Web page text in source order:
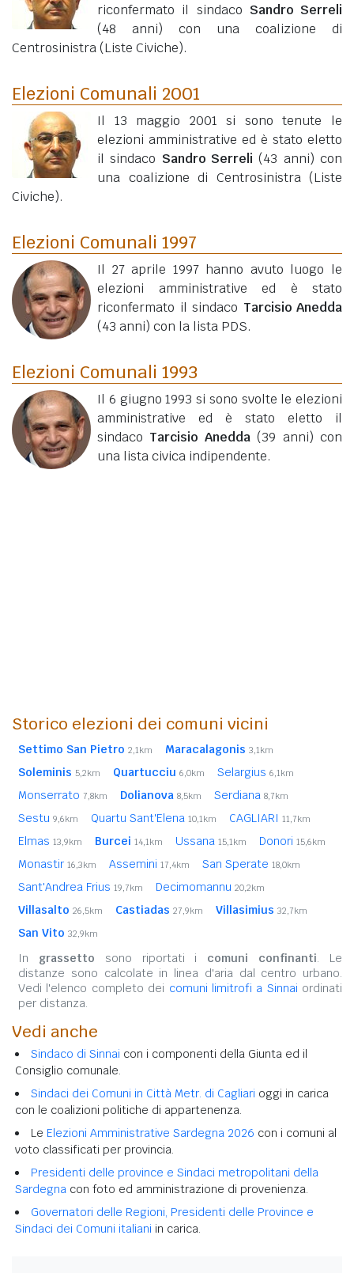
riconfermato il sindaco Sandro Serreli
(48 anni) con una coalizione di
Centrosinistra (Liste Civiche).
Elezioni Comunali 2001
Il 13 maggio 2001 si sono tenute le
elezioni amministrative ed è stato eletto
il sindaco Sandro Serreli (43 anni) con
una coalizione di Centrosinistra (Liste
Civiche).
Elezioni Comunali 1997
Il 27 aprile 1997 hanno avuto luogo le
elezioni amministrative ed è stato
riconfermato il sindaco Tarcisio Anedda
(43 anni) con la lista PDS.
Elezioni Comunali 1993
Il 6 giugno 1993 si sono svolte le elezioni
amministrative ed è stato eletto il
sindaco Tarcisio Anedda (39 anni) con
una lista civica indipendente.
Storico elezioni dei comuni vicini
Settimo San Pietro 2,1km Maracalagonis 3,1km
Soleminis 5,2km Quartucciu 6,0km Selargius 6,1km
Monserrato 7,8km Dolianova 8,5km Serdiana 8,7km
Sestu 9,6km Quartu Sant'Elena 10,1km CAGLIARI 11,7km
Elmas 13,9km Burcei 14,1km Ussana 15,1km Donori 15,6km
Monastir 16,3km Assemini 17,4km San Sperate 18,0km
Sant'Andrea Frius 19,7km Decimomannu 20,2km
Villasalto 26,5km Castiadas 27,9km Villasimius 32,7km
San Vito 32,9km
In grassetto sono riportati i comuni confinanti. Le
distanze sono calcolate in linea d'aria dal centro urbano.
Vedi l'elenco completo dei comuni limitrofi a Sinnai ordinati
per distanza.
Vedi anche
Sindaco di Sinnai con i componenti della Giunta ed il
Consiglio comunale.
Sindaci dei Comuni in Città Metr. di Cagliari oggi in carica
con le coalizioni politiche di appartenenza.
Le Elezioni Amministrative Sardegna 2026 con i comuni al
voto classificati per provincia.
Presidenti delle province e Sindaci metropolitani della
Sardegna con foto ed amministrazione di provenienza.
Governatori delle Regioni, Presidenti delle Province e
Sindaci dei Comuni italiani in carica.